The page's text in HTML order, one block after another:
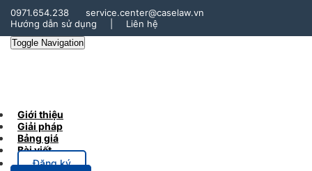
0971.654.238
service.center@caselaw.vn
Hướng dẫn sử dụng
Liên hệ
Toggle Navigation
Giới thiệu
Giải pháp
Bảng giá
Bài viết
Đăng ký